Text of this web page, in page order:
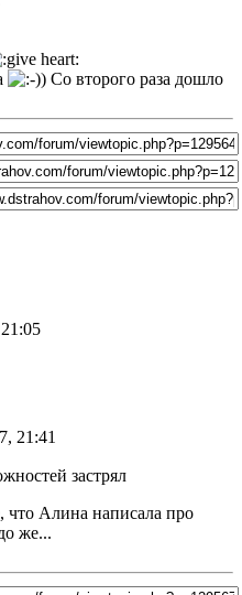
Со второго раза дошло
21:41
застрял
что Алина написала про
же...